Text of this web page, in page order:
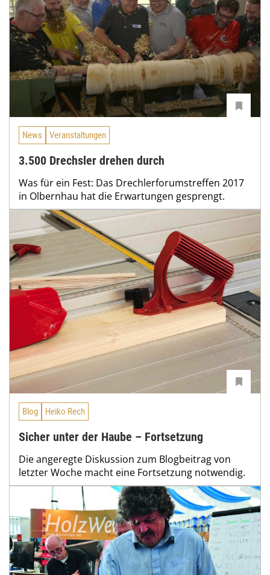
News Veranstaltungen
3.500 Drechsler drehen durch
Was für ein Fest: Das Drechlerforumstreffen 2017
in Olbernhau hat die Erwartungen gesprengt.
Blog Heiko Rech
Sicher unter der Haube – Fortsetzung
Die angeregte Diskussion zum Blogbeitrag von
letzter Woche macht eine Fortsetzung notwendig.